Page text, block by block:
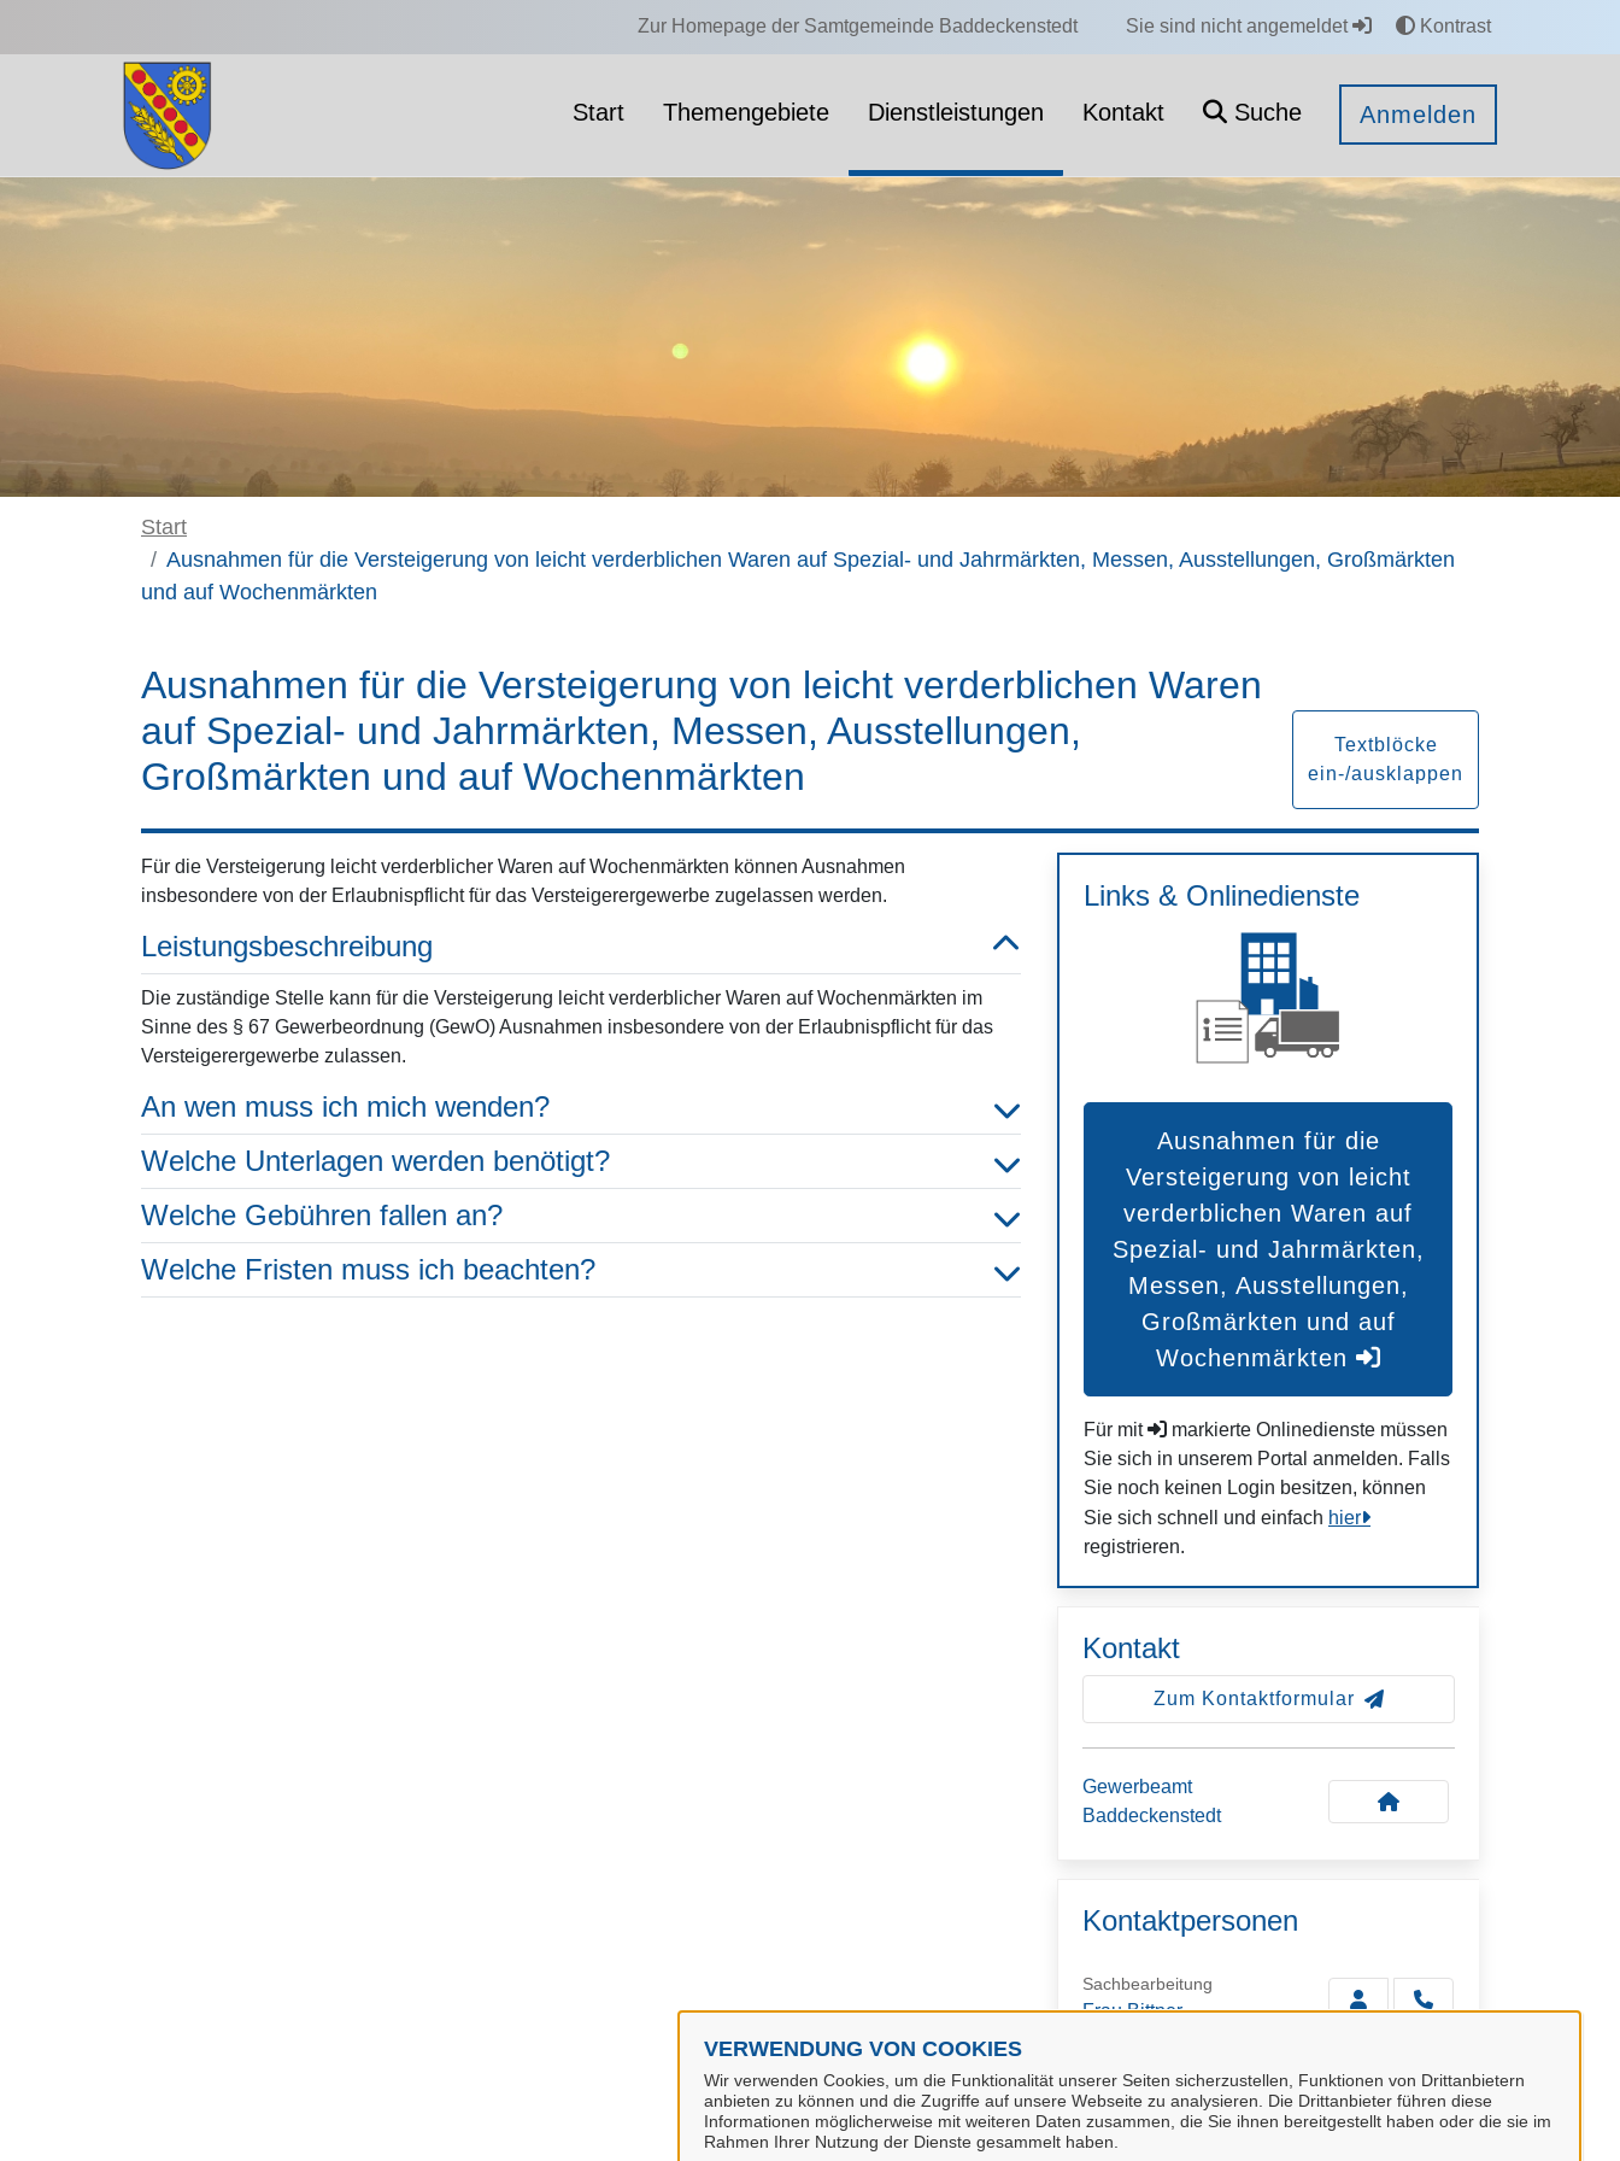
VERWENDUNG VON COOKIES
Wir verwenden Cookies, um die Funktionalität unserer Seiten sicherzustellen, Funktionen von Drittanbietern
anbieten zu können und die Zugriffe auf unsere Webseite zu analysieren. Die Drittanbieter führen diese
Informationen möglicherweise mit weiteren Daten zusammen, die Sie ihnen bereitgestellt haben oder die sie im
Rahmen Ihrer Nutzung der Dienste gesammelt haben.
Zur Homepage der Samtgemeinde Baddeckenstedt Sie sind nicht angemeldet Kontrast
Start Themengebiete Dienstleistungen Kontakt Suche Anmelden
Start
Ausnahmen für die Versteigerung von leicht verderblichen Waren auf Spezial- und Jahrmärkten, Messen, Ausstellungen, Großmärkten
und auf Wochenmärkten
Ausnahmen für die Versteigerung von leicht verderblichen Waren
auf Spezial- und Jahrmärkten, Messen, Ausstellungen,
Großmärkten und auf Wochenmärkten
Textblöcke
ein-/ausklappen
Für die Versteigerung leicht verderblicher Waren auf Wochenmärkten können Ausnahmen
insbesondere von der Erlaubnispflicht für das Versteigerergewerbe zugelassen werden.
Leistungsbeschreibung
Die zuständige Stelle kann für die Versteigerung leicht verderblicher Waren auf Wochenmärkten im
Sinne des § 67 Gewerbeordnung (GewO) Ausnahmen insbesondere von der Erlaubnispflicht für das
Versteigerergewerbe zulassen.
An wen muss ich mich wenden?
Welche Unterlagen werden benötigt?
Welche Gebühren fallen an?
Welche Fristen muss ich beachten?
Links & Onlinedienste
Ausnahmen für die
Versteigerung von leicht
verderblichen Waren auf
Spezial- und Jahrmärkten,
Messen, Ausstellungen,
Großmärkten und auf
Wochenmärkten
Für mit
markierte Onlinedienste müssen
Sie sich in unserem Portal anmelden. Falls
Sie noch keinen Login besitzen, können
Sie sich schnell und einfach hier
registrieren.
Kontakt
Zum Kontaktformular
Gewerbeamt
Baddeckenstedt
Kontaktpersonen
Sachbearbeitung
Frau Bittner
stellvertretende
Sachbearbeitung
Frau Güth